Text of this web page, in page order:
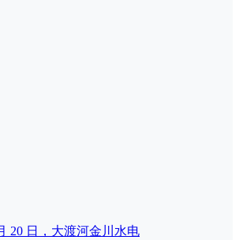
20 日，大渡河金川水电